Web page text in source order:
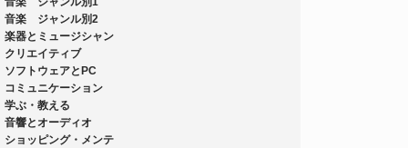
音楽 ジャンル別2
楽器とミュージシャン
クリエイティブ
ソフトウェアとPC
コミュニケーション
学ぶ・教える
音響とオーディオ
ショッピング・メンテ